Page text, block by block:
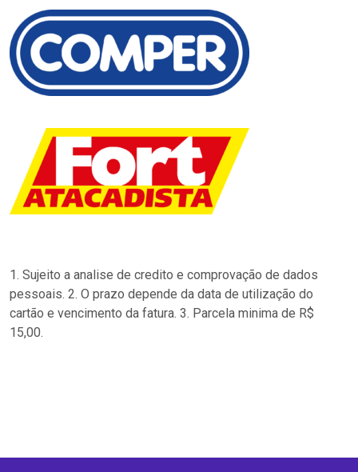
1. Sujeito a analise de credito e comprovação de dados
pessoais. 2. O prazo depende da data de utilização do
cartão e vencimento da fatura. 3. Parcela minima de R$
15,00.